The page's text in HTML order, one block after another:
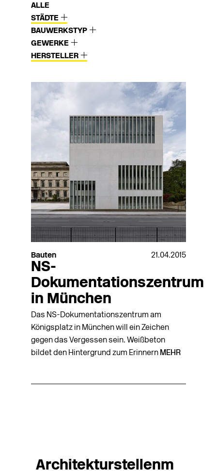
ALLE
STÄDTE
BAUWERKSTYP
GEWERKE
HERSTELLER
Bauten 21.04.2015
NS-
Dokumentationszentrum
in München
Das NS-Dokumentationszentrum am
Königsplatz in München will ein Zeichen
gegen das Vergessen sein. Weißbeton
bildet den Hintergrund zum Erinnern MEHR
Architekturstellenm